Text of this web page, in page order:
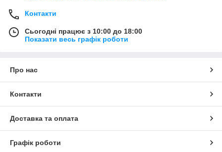
Контакти
Сьогодні працює з 10:00 до 18:00
Показати весь графік роботи
Про нас
Контакти
Доставка та оплата
Графік роботи